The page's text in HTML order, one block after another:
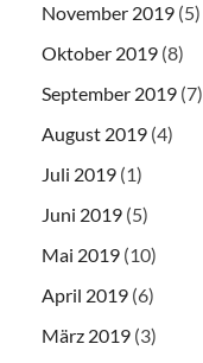
November 2019 (5)
Oktober 2019 (8)
September 2019 (7)
August 2019 (4)
Juli 2019 (1)
Juni 2019 (5)
Mai 2019 (10)
April 2019 (6)
März 2019 (3)